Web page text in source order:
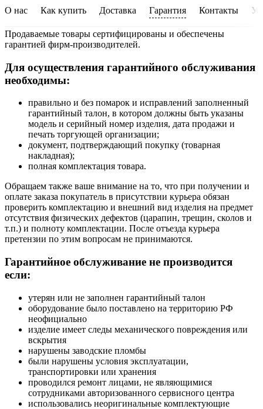
О нас Как купить Доставка Гарантия Контакты
Продаваемые товары сертифицированы и обеспечены
гарантией фирм-производителей.
Для осуществления гарантийного обслуживания
необходимы:
правильно и без помарок и исправлений заполненный
гарантийный талон, в котором должны быть указаны
модель и серийный номер изделия, дата продажи и
печать торгующей организации;
документ, подтверждающий покупку (товарная
накладная);
полная комплектация товара.
Обращаем также ваше внимание на то, что при получении и
оплате заказа покупатель в присутствии курьера обязан
проверить комплектацию и внешний вид изделия на предмет
отсутствия физических дефектов (царапин, трещин, сколов и
т.п.) и полноту комплектации. После отъезда курьера
претензии по этим вопросам не принимаются.
Гарантийное обслуживание не производится
если:
утерян или не заполнен гарантийный талон
оборудование было поставлено на территорию РФ
неофициально
изделие имеет следы механического повреждения или
вскрытия
нарушены заводские пломбы
были нарушены условия эксплуатации,
транспортировки или хранения
проводился ремонт лицами, не являющимися
сотрудниками авторизованного сервисного центра
использовались неоригинальные комплектующие